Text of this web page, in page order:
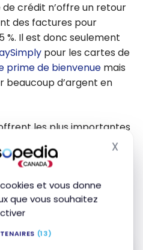
et vous donne
que vous souhaitez
(13)
X
crédit n’offre un retour
des factures pour
%. Il est donc seulement
pour les cartes de
prime de bienvenue mais
beaucoup d’argent en
les plus importantes
sont du côté
aux
: